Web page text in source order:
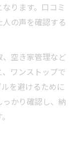
ります。口コミ
の声を確認する
空き家管理など
ワンストップで
を避けるために
かり確認し、納